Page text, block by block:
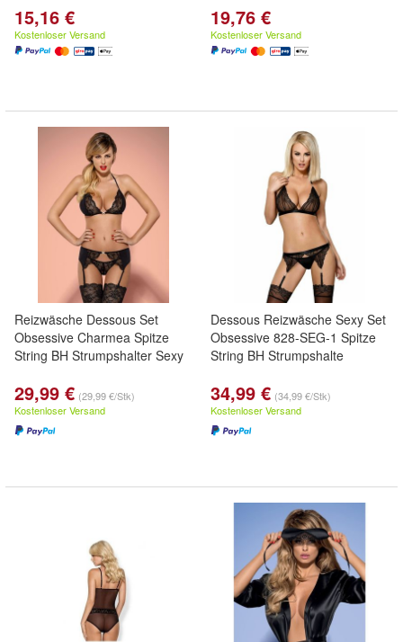
15,16 €
Kostenloser Versand
19,76 €
Kostenloser Versand
Reizwäsche Dessous Set
Obsessive Charmea Spitze
String BH Strumpshalter Sexy
29,99 € (29,99 €/Stk)
Kostenloser Versand
Dessous Reizwäsche Sexy Set
Obsessive 828-SEG-1 Spitze
String BH Strumpshalte
34,99 € (34,99 €/Stk)
Kostenloser Versand